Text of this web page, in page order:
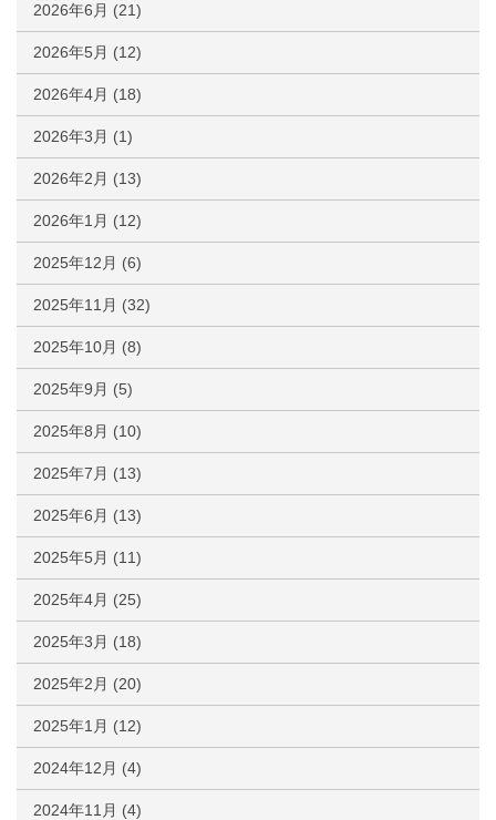
2026年6月 (21)
2026年5月 (12)
2026年4月 (18)
2026年3月 (1)
2026年2月 (13)
2026年1月 (12)
2025年12月 (6)
2025年11月 (32)
2025年10月 (8)
2025年9月 (5)
2025年8月 (10)
2025年7月 (13)
2025年6月 (13)
2025年5月 (11)
2025年4月 (25)
2025年3月 (18)
2025年2月 (20)
2025年1月 (12)
2024年12月 (4)
2024年11月 (4)